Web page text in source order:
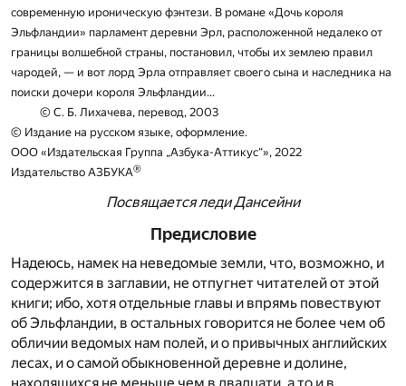
современную ироническую фэнтези. В романе «Дочь короля
Эльфландии» парламент деревни Эрл, расположенной недалеко от
границы волшебной страны, постановил, чтобы их землею правил
чародей, — и вот лорд Эрла отправляет своего сына и наследника на
поиски дочери короля Эльфландии...
© С. Б. Лихачева, перевод, 2003
© Издание на русском языке, оформление.
ООО «Издательская Группа „Азбука-Аттикус“», 2022
Издательство АЗБУКА®
Посвящается леди Дансейни
Предисловие
Надеюсь, намек на неведомые земли, что, возможно, и
содержится в заглавии, не отпугнет читателей от этой
книги; ибо, хотя отдельные главы и впрямь повествуют
об Эльфландии, в остальных говорится не более чем об
обличии ведомых нам полей, и о привычных английских
лесах, и о самой обыкновенной деревне и долине,
находящихся не меньше чем в двадцати, а то и в